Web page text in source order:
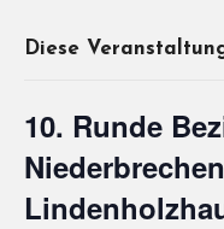
Diese
10. Runde